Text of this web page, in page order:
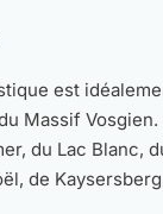
est
Massif
du Lac Blanc,
de